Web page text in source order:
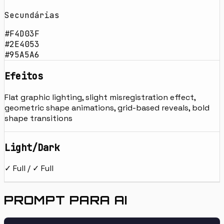
Secundárias
#F4D03F
#2E4053
#95A5A6
Efeitos
Flat graphic lighting, slight misregistration effect,
geometric shape animations, grid-based reveals, bold
shape transitions
Light/Dark
✓ Full / ✓ Full
PROMPT PARA AI